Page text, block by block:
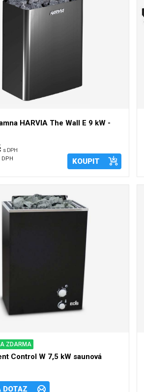
HARVIA The Wall E 9 kW -
s DPH
DPH KOUPIT
ZDARMA
Control W 7,5 kW saunová
DOTAZ